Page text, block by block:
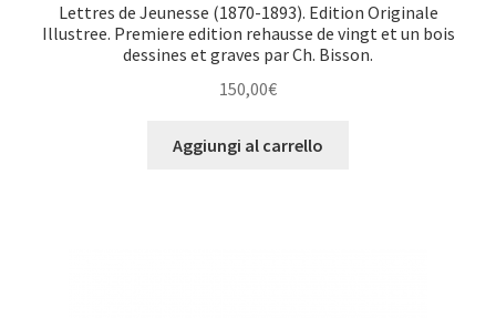
Lettres de Jeunesse (1870-1893). Edition Originale
Illustree. Premiere edition rehausse de vingt et un bois
dessines et graves par Ch. Bisson.
150,00€
Aggiungi al carrello